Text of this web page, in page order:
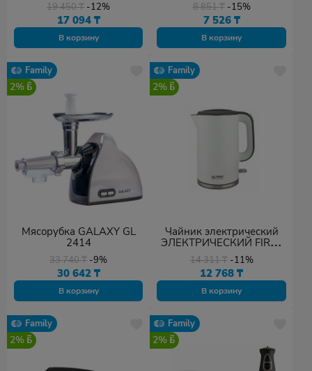
19 450₸ -12%
17 094 ₸
В корзину
8 851₸ -15%
7 526 ₸
В корзину
Family
2%
Мясорубка GALAXY GL
2414
33 740₸ -9%
30 642 ₸
В корзину
Family
2%
Чайник электрический
ЭЛЕКТРИЧЕСКИЙ FIRST
FA-5407-2-GR
14 311₸ -11%
12 768₸
В корзину
Family
2%
Family
2%